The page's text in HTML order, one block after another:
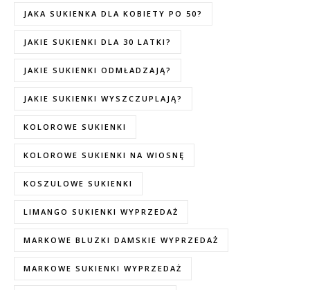
JAKA SUKIENKA DLA KOBIETY PO 50?
JAKIE SUKIENKI DLA 30 LATKI?
JAKIE SUKIENKI ODMŁADZAJĄ?
JAKIE SUKIENKI WYSZCZUPLAJĄ?
KOLOROWE SUKIENKI
KOLOROWE SUKIENKI NA WIOSNĘ
KOSZULOWE SUKIENKI
LIMANGO SUKIENKI WYPRZEDAŻ
MARKOWE BLUZKI DAMSKIE WYPRZEDAŻ
MARKOWE SUKIENKI WYPRZEDAŻ